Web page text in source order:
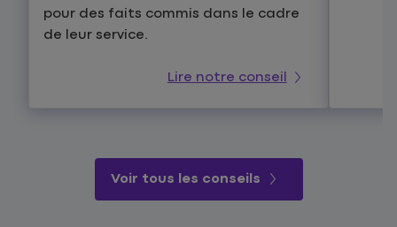
pour des faits commis dans le cadre
de leur service.
Lire notre conseil
Voir tous les conseils